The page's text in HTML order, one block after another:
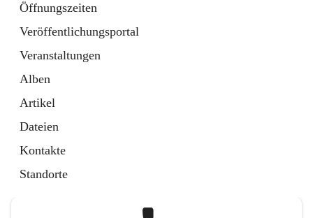
Öffnungszeiten
Veröffentlichungsportal
Veranstaltungen
Alben
Artikel
Dateien
Kontakte
Standorte